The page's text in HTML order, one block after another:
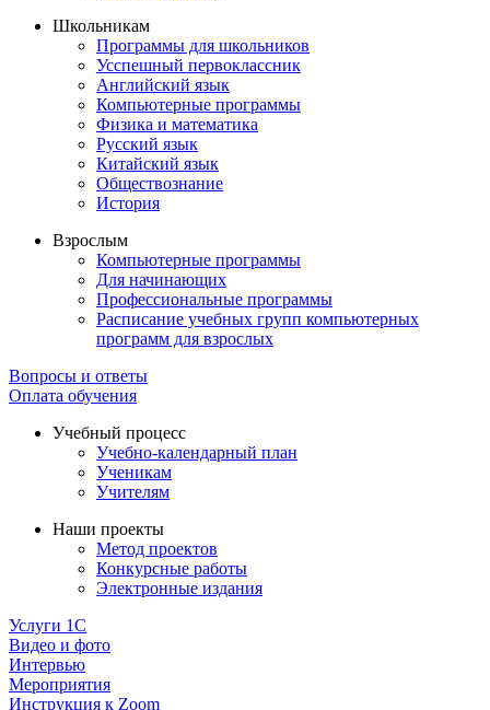
Школьникам
Программы для школьников
Усспешный первоклассник
Английский язык
Компьютерные программы
Физика и математика
Русский язык
Китайский язык
Обществознание
История
Взрослым
Компьютерные программы
Для начинающих
Профессиональные программы
Расписание учебных групп компьютерных
программ для взрослых
Вопросы и ответы
Оплата обучения
Учебный процесс
Учебно-календарный план
Ученикам
Учителям
Наши проекты
Метод проектов
Конкурсные работы
Электронные издания
Услуги 1C
Видео и фото
Интервью
Мероприятия
Инструкция к Zoom